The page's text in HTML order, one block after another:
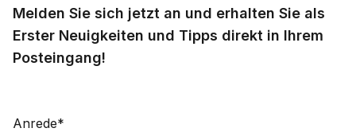
Melden Sie sich jetzt an und erhalten Sie als
Erster Neuigkeiten und Tipps direkt in Ihrem
Posteingang!
Anrede*